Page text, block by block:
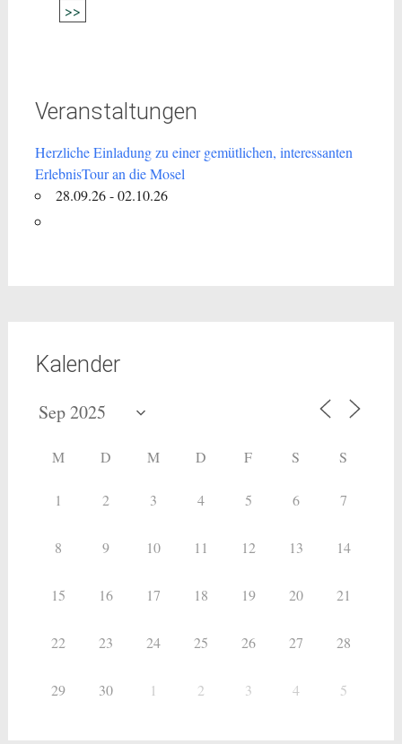
>>
Veranstaltungen
Herzliche Einladung zu einer gemütlichen, interessanten
ErlebnisTour an die Mosel
28.09.26 - 02.10.26
Kalender
M D M D F S S
1 2 3 4 5 6 7
8 9 10 11 12 13 14
15 16 17 18 19 20 21
22 23 24 25 26 27 28
29 30 1 2 3 4 5